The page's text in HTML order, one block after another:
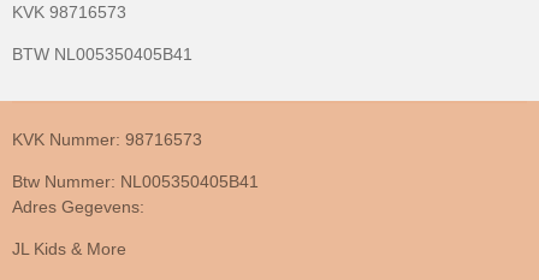
KVK 98716573
BTW NL005350405B41
KVK Nummer: 98716573
Btw Nummer: NL005350405B41
Adres Gegevens:
JL Kids & More